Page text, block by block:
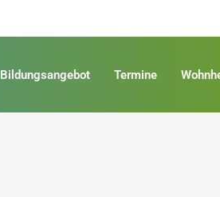
Bildungsangebot Termine